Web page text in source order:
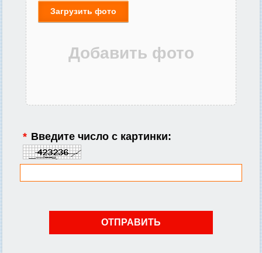
Загрузить фото
* Введите число с картинки: